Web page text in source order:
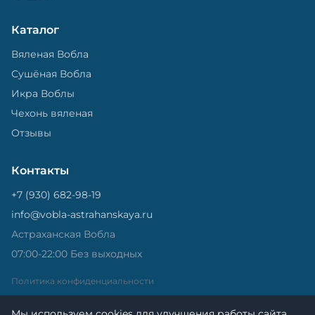
Каталог
Вяленая Вобла
Сушёная Вобла
Икра Воблы
Чехонь вяленая
Отзывы
Контакты
+7 (930) 682-98-19
info@vobla-astrahanskaya.ru
Астраханская Вобла
07:00-22:00 Без выходных
Политика конфиденциальности